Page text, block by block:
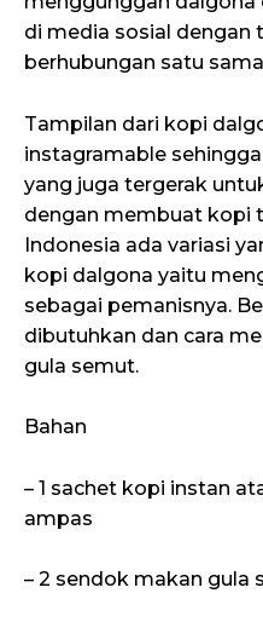
di media sosial dengan
berhubungan satu
Tampilan dari kopi
instagramable
yang juga tergerak
dengan membuat kopi
Indonesia ada variasi
kopi dalgona yaitu
sebagai pemanisnya.
dibutuhkan dan cara
gula semut.
Bahan
– 1 sachet kopi instan
ampas
– 2 sendok makan gula